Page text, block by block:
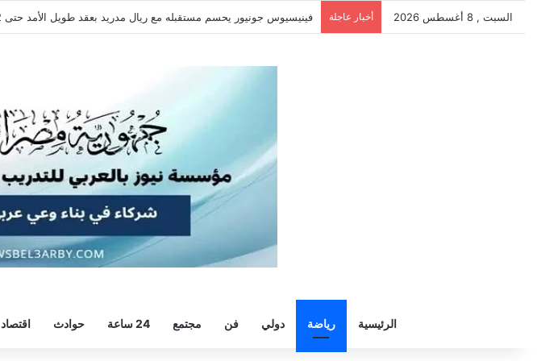
السبت , 8 أغسطس 2026 أخبار عاجلة سيلتيك يكثف مفاوضاته لحسم صفقة هيثم حسن.. واللاعب يُرحب
الرئيسية رياضة دولي فن مجتمع 24 ساعة حوادث اقتصاد